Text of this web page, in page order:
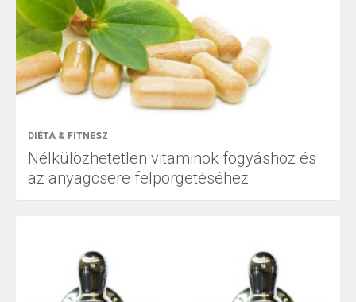
DIÉTA & FITNESZ
Nélkülözhetetlen vitaminok fogyáshoz és
az anyagcsere felpörgetéséhez